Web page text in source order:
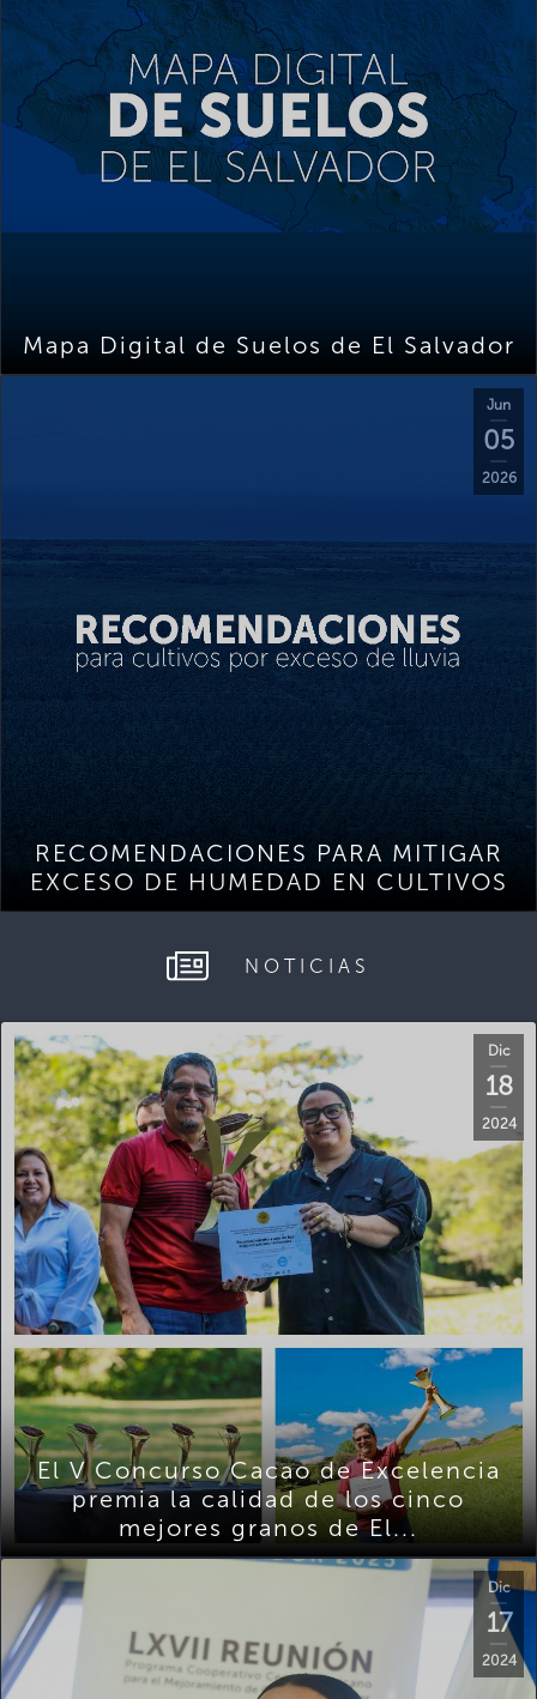
Mapa Digital de Suelos de El Salvador
Jun
05
2026
RECOMENDACIONES PARA MITIGAR
EXCESO DE HUMEDAD EN CULTIVOS
NOTICIAS
Dic
18
2024
El V Concurso Cacao de Excelencia
premia la calidad de los cinco
mejores granos de El...
Dic
17
2024